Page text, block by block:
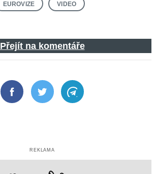
EUROVIZE VIDEO
Přejít na komentáře
FacebookTwitter Telegram
REKLAMA